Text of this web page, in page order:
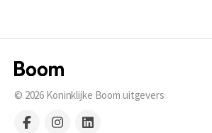
© 2026 Koninklijke Boom uitgevers